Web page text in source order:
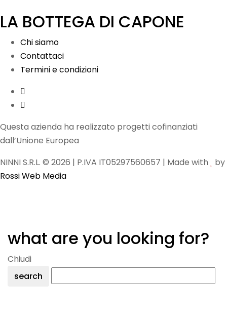
LA BOTTEGA DI CAPONE
Chi siamo
Contattaci
Termini e condizioni
Questa azienda ha realizzato progetti cofinanziati
dall’Unione Europea
NINNI S.R.L. © 2026 | P.IVA IT05297560657 | Made with
by
Rossi Web Media
what are you looking for?
Chiudi
search